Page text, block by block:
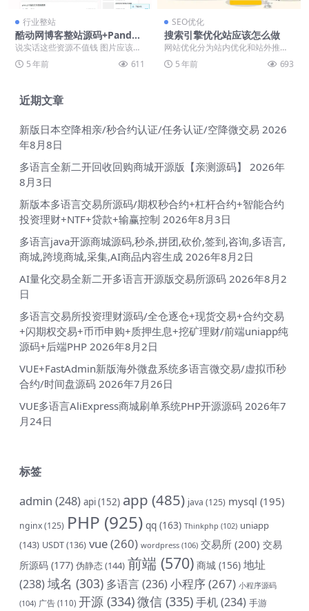
行业整站
酷动网博客整站源码+Panda
PRO主题+7000条完整数据
说实话这些资源不值钱 图片应该是
没有的，我测试的时候是没有显示
酷动网博客博客已...
5 年前 611
SEO优化
搜索引擎优化站应该怎么做
网站优化分为站内优化和站外推
广。站内优化主要是优化网站和搜
索引擎之间的友好度和信...
5 年前 693
近期文章
新版日本空降相亲/秒合约认证/任务认证/空降微交易 2026
年8月8日
多语言全新二开回收回购商城开源版【亲测源码】
2026年
8月3日
新版本多语言交易所源码/期权秒合约+杠杆合约+智能合约
投资理财+NTF+贷款+输赢控制 2026年8月3日
多语言java开源商城源码,秒杀,拼团,砍价,签到,咨询,多语言,
商城,跨境商城,采集,AI商品内容生成 2026年8月2日
AI量化交易全新二开多语言开源版交易所源码 2026年8月2
日
多语言交易所投资理财源码/全仓逐仓+现货交易+合约交易
+闪期权交易+币币申购+质押生息+挖矿理财/前端uniapp纯
源码+后端PHP 2026年8月2日
VUE+FastAdmin新版海外微盘系统多语言微交易/虚拟币秒
合约/时间盘源码 2026年7月26日
VUE多语言AliExpress商城刷单系统PHP开源源码 2026年7
月24日
标签
admin (248) api(152) app (485) java (125) mysql (195)
nginx(125) PHP (925) qq (163) Thinkphp (102) uniapp
(143) USDT(136) vue(260) wordpress (106) 交易所 (200) 交易
所源码 (177) 伪静态(144) 前端 (570) 商城 (156) 地址
(238)域名 (303) 多语言(236) 小程序(267) 小程序源码
(104) 广告 (110) 开源 (334)微信 (335)手机(234) 手游